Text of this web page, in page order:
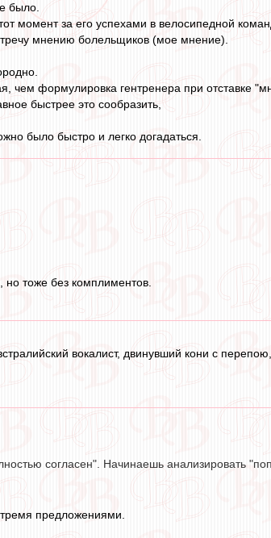
было.
момент за его успехами в велосипедной
мнению болельщиков (мое мнение).
чем формулировка гентренера при отставке
быстрее это сообразить,
было быстро и легко догадаться.
но тоже без комплиментов.
вокалист, двинувший кони с
согласен". Начинаешь анализировать
предложениями.